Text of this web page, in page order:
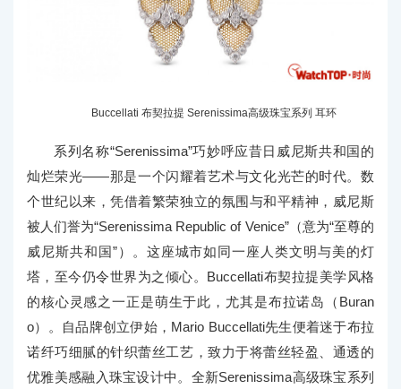
Buccellati 布契拉提 Serenissima高级珠宝系列 耳环
系列名称“Serenissima”巧妙呼应昔日威尼斯共和国的
灿烂荣光——那是一个闪耀着艺术与文化光芒的时代。数
个世纪以来，凭借着繁荣独立的氛围与和平精神，威尼斯
被人们誉为“Serenissima Republic of Venice”（意为“至尊的
威尼斯共和国”）。这座城市如同一座人类文明与美的灯
塔，至今仍令世界为之倾心。Buccellati布契拉提美学风格
的核心灵感之一正是萌生于此，尤其是布拉诺岛（Buran
o）。自品牌创立伊始，Mario Buccellati先生便着迷于布拉
诺纤巧细腻的针织蕾丝工艺，致力于将蕾丝轻盈、通透的
优雅美感融入珠宝设计中。全新Serenissima高级珠宝系列